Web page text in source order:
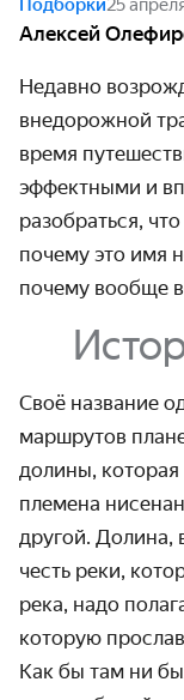
Подборки25
Алексей
Недавно
внедорожной
время
эффектными и
разобраться,
почему это имя
почему вообще
Своё название
маршрутов
долины, которая
племена
другой. Долина,
честь реки,
река, надо
которую
Как бы там ни